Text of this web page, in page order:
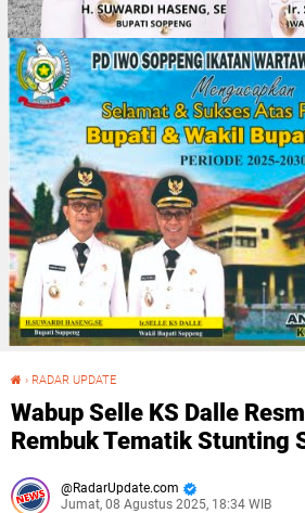
› RADAR UPDATE
Wabup Selle KS Dalle
Rembuk Tematik Stunting
RadarUpdate.com
Jumat, 08 Agustus 2025, 18:34 WIB